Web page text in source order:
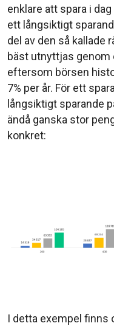
enklare att spara i
ett långsiktigt
del av den så kallade
bäst utnyttjas genom
eftersom börsen
7% per år. För ett
långsiktigt sparande
ändå ganska stor
konkret:
I detta exempel finns